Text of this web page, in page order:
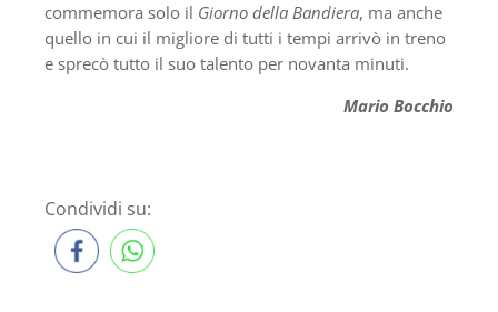
commemora solo il Giorno della Bandiera, ma anche
quello in cui il migliore di tutti i tempi arrivò in treno
e sprecò tutto il suo talento per novanta minuti.
Mario Bocchio
Condividi su: